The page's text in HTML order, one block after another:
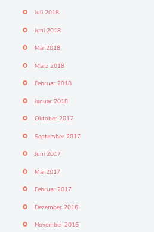
Juli 2018
Juni 2018
Mai 2018
März 2018
Februar 2018
Januar 2018
Oktober 2017
September 2017
Juni 2017
Mai 2017
Februar 2017
Dezember 2016
November 2016